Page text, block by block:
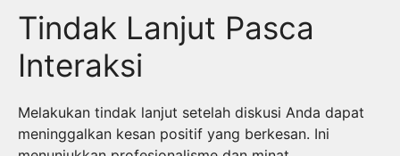
Tindak Lanjut Pasca
Interaksi
Melakukan tindak lanjut setelah diskusi Anda dapat
meninggalkan kesan positif yang berkesan. Ini